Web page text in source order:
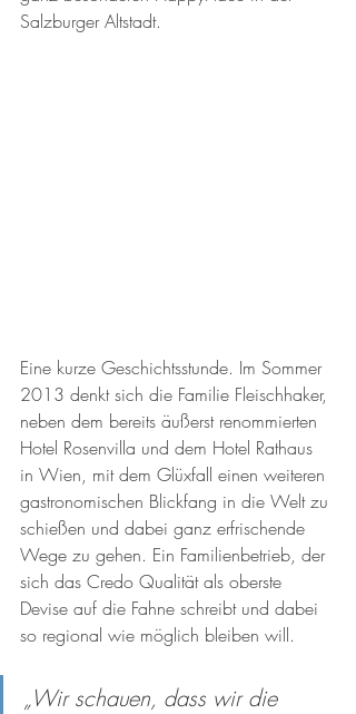
Salzburger Altstadt.
Eine kurze Geschichtsstunde. Im Sommer
2013 denkt sich die Familie Fleischhaker,
neben dem bereits äußerst renommierten
Hotel Rosenvilla und dem Hotel Rathaus
in Wien, mit dem Glüxfall einen weiteren
gastronomischen Blickfang in die Welt zu
schießen und dabei ganz erfrischende
Wege zu gehen. Ein Familienbetrieb, der
sich das Credo Qualität als oberste
Devise auf die Fahne schreibt und dabei
so regional wie möglich bleiben will.
„Wir schauen, dass wir die